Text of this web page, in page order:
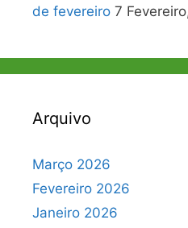
de fevereiro 7
Arquivo
Março 2026
Fevereiro 2026
Janeiro 2026